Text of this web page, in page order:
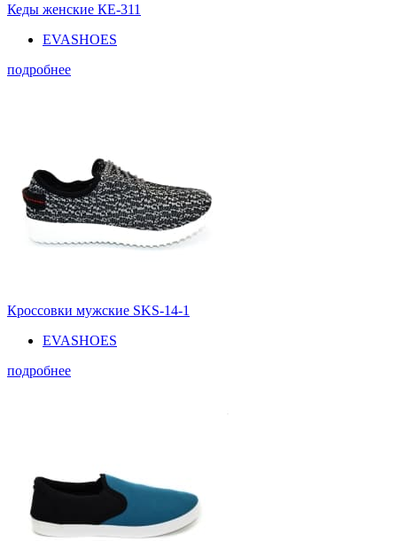
Кеды женские КЕ-311
EVASHOES
подробнее
Кроссовки мужские SKS-14-1
EVASHOES
подробнее